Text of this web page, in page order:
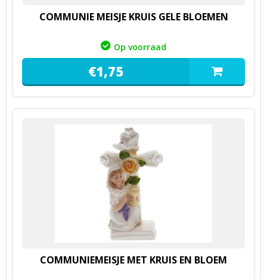
COMMUNIE MEISJE KRUIS GELE BLOEMEN
Op voorraad
€1,75
COMMUNIEMEISJE MET KRUIS EN BLOEM